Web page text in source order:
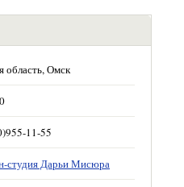
область, Омск
11-55
студия Дарьи Мисюра